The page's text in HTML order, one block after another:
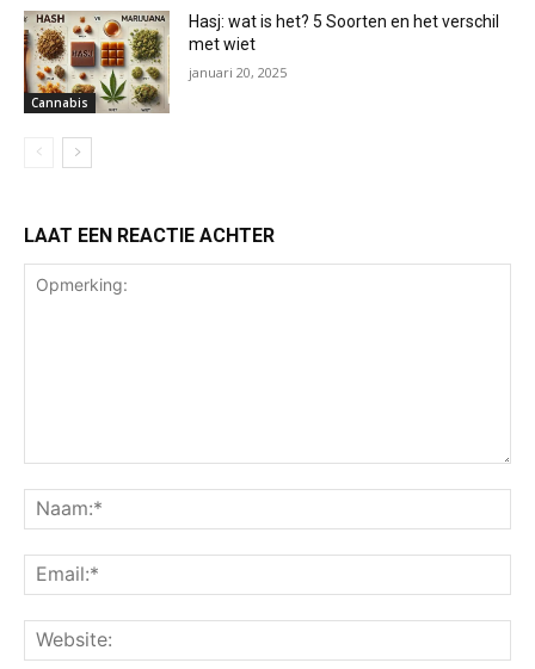
Cannabis
Hasj: wat is het? 5 Soorten en het verschil
met wiet
januari 20, 2025
LAAT EEN REACTIE ACHTER